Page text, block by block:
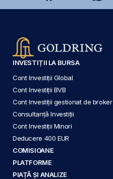
INVESTIȚII LA BURSA
Cont Investiții Global
Cont Investiții BVB
Cont Investiții gestionat de broker
Consultanță Investiții
Cont Investiții Minori
Deducere 400 EUR
COMISIOANE
PLATFORME
PIAȚĂ ȘI ANALIZE